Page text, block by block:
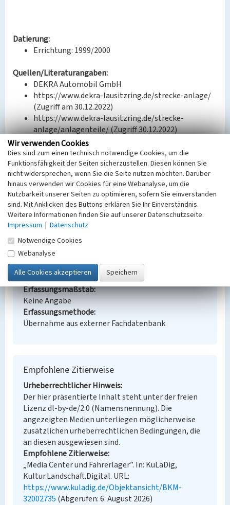
Datierung:
Errichtung: 1999/2000
Quellen/Literaturangaben:
DEKRA Automobil GmbH
https://www.dekra-lausitzring.de/strecke-anlage/
(Zugriff am 30.12.2022)
https://www.dekra-lausitzring.de/strecke-
anlage/anlagenteile/ (Zugriff 30.12.2022)
BKM-Nummer:32002735
(Erfassungsprojekt Lausitz, BLDAM 2023)
Media Center und Fahrerlager
Schlagwörter
Gebäude für Freizeit und Sport
Ort
Klettwitz
Fachsicht(en)
Denkmalpflege
Erfassungsmaßstab
Keine Angabe
Erfassungsmethode
Übernahme aus externer Fachdatenbank
Empfohlene Zitierweise
Urheberrechtlicher Hinweis
Der hier präsentierte Inhalt steht unter der freien
Lizenz dl-by-de/2.0 (Namensnennung). Die
angezeigten Medien unterliegen möglicherweise
zusätzlichen urheberrechtlichen Bedingungen, die
an diesen ausgewiesen sind.
Empfohlene Zitierweise
„Media Center und Fahrerlager”. In: KuLaDig,
Kultur.Landschaft.Digital. URL:
https://www.kuladig.de/Objektansicht/BKM-
32002735 (Abgerufen: 6. August 2026)
Wir verwenden Cookies
Dies sind zum einen technisch notwendige Cookies, um die
Funktionsfähigkeit der Seiten sicherzustellen. Diesen können Sie
nicht widersprechen, wenn Sie die Seite nutzen möchten. Darüber
hinaus verwenden wir Cookies für eine Webanalyse, um die
Nutzbarkeit unserer Seiten zu optimieren, sofern Sie einverstanden
sind. Mit Anklicken des Buttons erklären Sie Ihr Einverständnis.
Weitere Informationen finden Sie auf unserer Datenschutzseite.
Impressum | Datenschutz
Notwendige Cookies
Webanalyse